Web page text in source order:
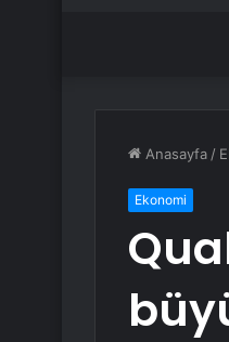
Anasayfa /
Ekonomi